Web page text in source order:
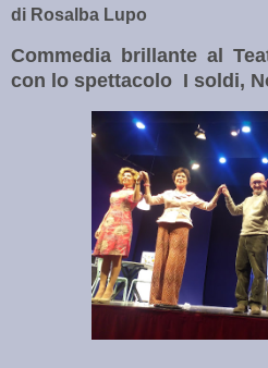
di Rosalba Lupo
Commedia brillante al
con lo spettacolo I soldi,